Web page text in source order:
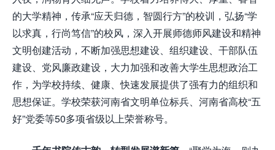
的大学精神，传承“应天归德，智圆行方”的校训，弘扬“学
以求真，行尚笃信”的校风，深入开展师德师风建设和精神
文明创建活动，不断加强思想建设、组织建设、干部队伍
建设、党风廉政建设，大力加强和改善大学生思想政治工
作，为学校持续、健康、快速发展提供了强有力的组织和
思想保证。学校荣获河南省文明单位标兵、河南省高校“五
好”党委等50多项省级以上荣誉称号。